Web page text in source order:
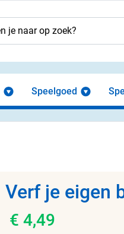
Speelgoed
Verf je eigen
€ 4,49